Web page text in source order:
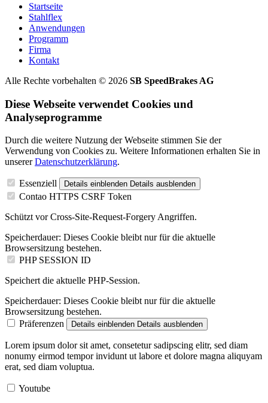
Startseite
Stahlflex
Anwendungen
Programm
Firma
Kontakt
Alle Rechte vorbehalten © 2026 SB SpeedBrakes AG
Diese Webseite verwendet Cookies und
Analyseprogramme
Durch die weitere Nutzung der Webseite stimmen Sie der
Verwendung von Cookies zu. Weitere Informationen erhalten Sie in
unsererDatenschutzerklärung.
Essenziell Details einblenden Details ausblenden
Contao HTTPS CSRF Token
Schützt vor Cross-Site-Request-Forgery Angriffen.
Speicherdauer: Dieses Cookie bleibt nur für die aktuelle
Browsersitzung bestehen.
PHP SESSION ID
Speichert die aktuelle PHP-Session.
Speicherdauer: Dieses Cookie bleibt nur für die aktuelle
Browsersitzung bestehen.
Präferenzen
Details einblenden Details ausblenden
Lorem ipsum dolor sit amet, consetetur sadipscing elitr, sed diam
nonumy eirmod tempor invidunt ut labore et dolore magna aliquyam
erat, sed diam voluptua.
Youtube